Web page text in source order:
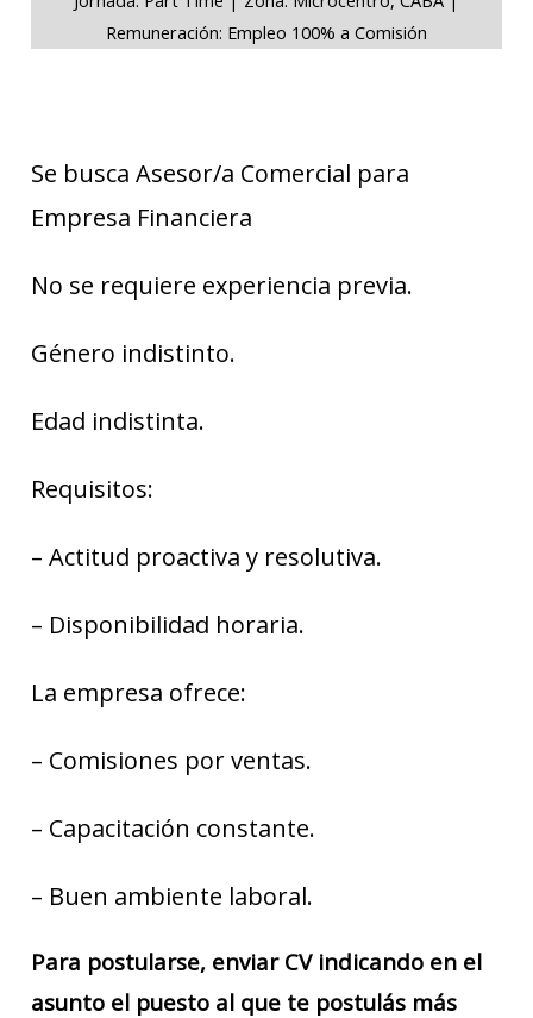
Remuneración: Empleo 100% a Comisión
Se busca Asesor/a Comercial para
Empresa Financiera
No se requiere experiencia previa.
Género indistinto.
Edad indistinta.
Requisitos:
– Actitud proactiva y resolutiva.
– Disponibilidad horaria.
La empresa ofrece:
– Comisiones por ventas.
– Capacitación constante.
– Buen ambiente laboral.
Para postularse, enviar CV indicando en el
asunto el puesto al que te postulás más